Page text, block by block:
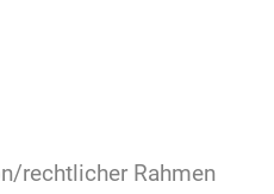
rechtlicher Rahmen